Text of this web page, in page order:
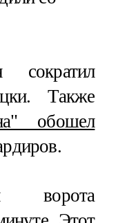
сократил
Также
обошел
ворота